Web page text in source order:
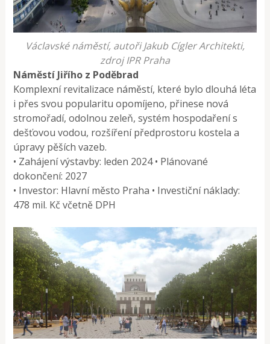
Václavské náměstí, autoři Jakub Cígler Architekti,
zdroj IPR Praha
Náměstí Jiřího z Poděbrad
Komplexní revitalizace náměstí, které bylo dlouhá léta
i přes svou popularitu opomíjeno, přinese nová
stromořadí, odolnou zeleň, systém hospodaření s
dešťovou vodou, rozšíření předprostoru kostela a
úpravy pěších vazeb.
• Zahájení výstavby: leden 2024 • Plánované
dokončení: 2027
• Investor: Hlavní město Praha • Investiční náklady:
478 mil. Kč včetně DPH